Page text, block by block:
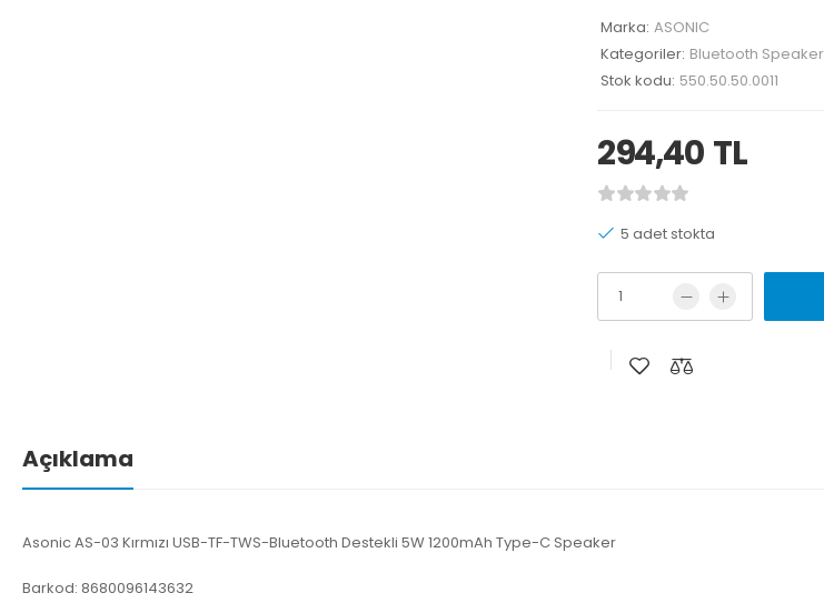
Marka: ASONIC
Kategoriler: Bluetooth Speaker
Stok kodu: 550.50.50.0011
294,40 TL
5 adet stokta
Açıklama
Asonic AS-03 Kırmızı USB-TF-TWS-Bluetooth Destekli 5W 1200mAh Type-C Speaker
Barkod: 8680096143632